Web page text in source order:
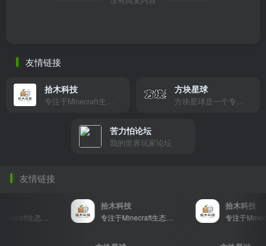
友情链接
拾木科技
专注于Minecraft生态建设
方块星球
方块星球是一个专注于我的世界的中文论坛，提供丰富的资源分享、玩家交流和创意展示，包括地图、皮肤、数据包等内容，打造Minecraft玩家的专属社区乐园！
苦力怕论坛
我的世界玩家论坛
友情链接
专注于Minecraft生态建设
拾木科技
专注于Minecraft生态建设
拾木科技